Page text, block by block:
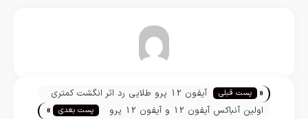
تیم تحریریه « پست قبلی
آیفون 12 پرو طلایی رد اثر انگشت کمتری
به خود می‌گیرد
اولین آنباکس آیفون 12 و آیفون 12 پرو
پست بعدی »